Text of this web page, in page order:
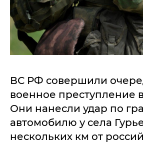
ВС РФ совершили
военное преступление
Они нанесли удар по
автомобилю у села
нескольких км от